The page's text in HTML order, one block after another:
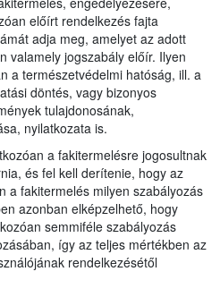
előírt rendelkezés fajta
adja meg, amelyet az adott
valamely jogszabály előír. Ilyen
a természetvédelmi hatóság, ill. a
döntés, vagy bizonyos
tulajdonosának,
nyilatkozata is.
a fakitermelésre jogosultnak
és fel kell derítenie, hogy az
a fakitermelés milyen szabályozás
azonban elképzelhető, hogy
semmiféle szabályozás
így az teljes mértékben az
rendelkezésétől